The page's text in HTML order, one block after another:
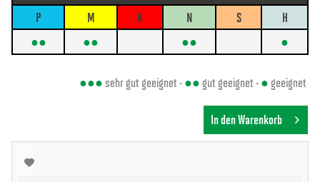
P
M K N S
H
●●
●● ●● ●
●●●sehr gut geeignet -●● gut geeignet -● geeignet
In den Warenkorb